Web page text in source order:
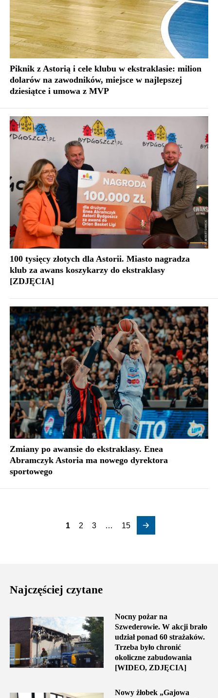
Piknik z Astorią i cele klubu w ekstraklasie: milion
dolarów na zawodników, miejsce w najlepszej
dziesiątce i umowa z MVP
100 tysięcy złotych dla Astorii. Miasto nagradza
klub za awans koszykarzy do ekstraklasy
[ZDJĘCIA]
Zmiany po awansie do ekstraklasy. Enea
Abramczyk Astoria ma nowego dyrektora
sportowego
1 2 3 … 15
Najczęściej czytane
Nocny pożar na
Szwederowie. W akcji brało
udział ponad 60 strażaków.
Trzeba było chronić
okoliczne zabudowania
[WIDEO, ZDJĘCIA]
Nowy żłobek „Gajowa